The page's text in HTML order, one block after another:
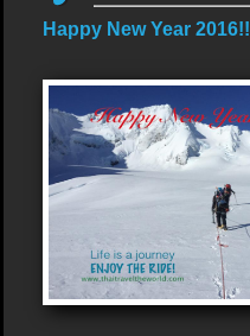
Happy New Year 2016!!